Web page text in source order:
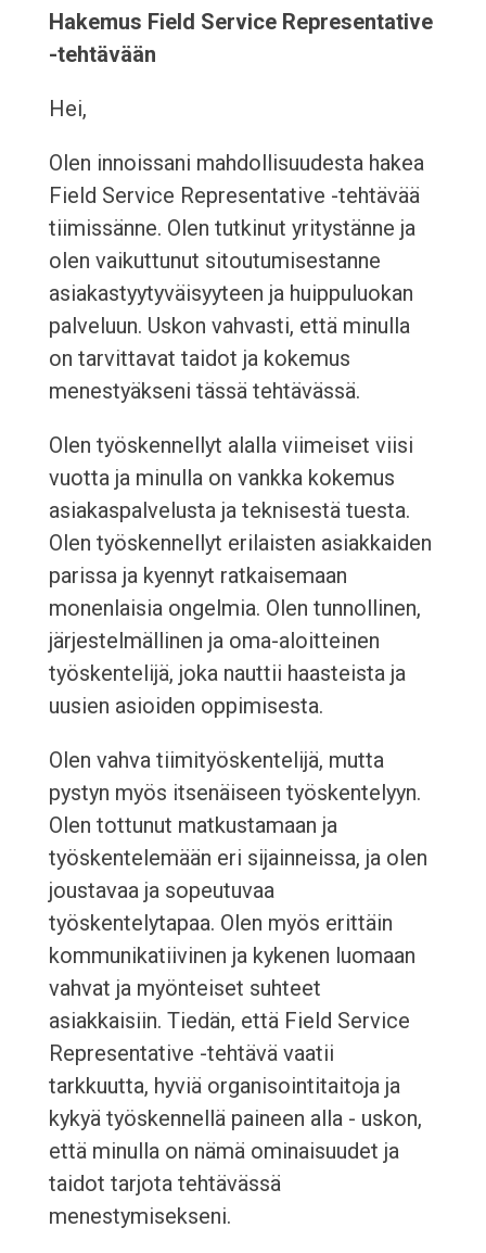
Hakemus Field Service Representative
-tehtävään
Hei,
Olen innoissani mahdollisuudesta hakea
Field Service Representative -tehtävää
tiimissänne. Olen tutkinut yritystänne ja
olen vaikuttunut sitoutumisestanne
asiakastyytyväisyyteen ja huippuluokan
palveluun. Uskon vahvasti, että minulla
on tarvittavat taidot ja kokemus
menestyäkseni tässä tehtävässä.
Olen työskennellyt alalla viimeiset viisi
vuotta ja minulla on vankka kokemus
asiakaspalvelusta ja teknisestä tuesta.
Olen työskennellyt erilaisten asiakkaiden
parissa ja kyennyt ratkaisemaan
monenlaisia ongelmia. Olen tunnollinen,
järjestelmällinen ja oma-aloitteinen
työskentelijä, joka nauttii haasteista ja
uusien asioiden oppimisesta.
Olen vahva tiimityöskentelijä, mutta
pystyn myös itsenäiseen työskentelyyn.
Olen tottunut matkustamaan ja
työskentelemään eri sijainneissa, ja olen
joustavaa ja sopeutuvaa
työskentelytapaa. Olen myös erittäin
kommunikatiivinen ja kykenen luomaan
vahvat ja myönteiset suhteet
asiakkaisiin. Tiedän, että Field Service
Representative -tehtävä vaatii
tarkkuutta, hyviä organisointitaitoja ja
kykyä työskennellä paineen alla - uskon,
että minulla on nämä ominaisuudet ja
taidot tarjota tehtävässä
menestymisekseni.